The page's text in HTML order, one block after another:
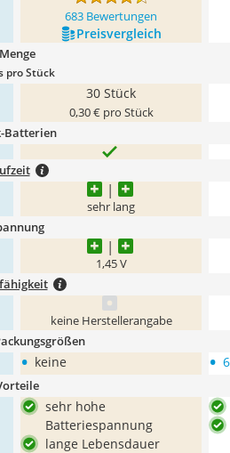
683 Bewertungen
Preis­vergleich
Menge
pro Stück
30 Stück
0,30 € pro Stück
Batterien
sehr lang
1,45 V
keine Herstellerangabe
• keine •
sehr hohe
Batteriespannung
lange Lebensdauer